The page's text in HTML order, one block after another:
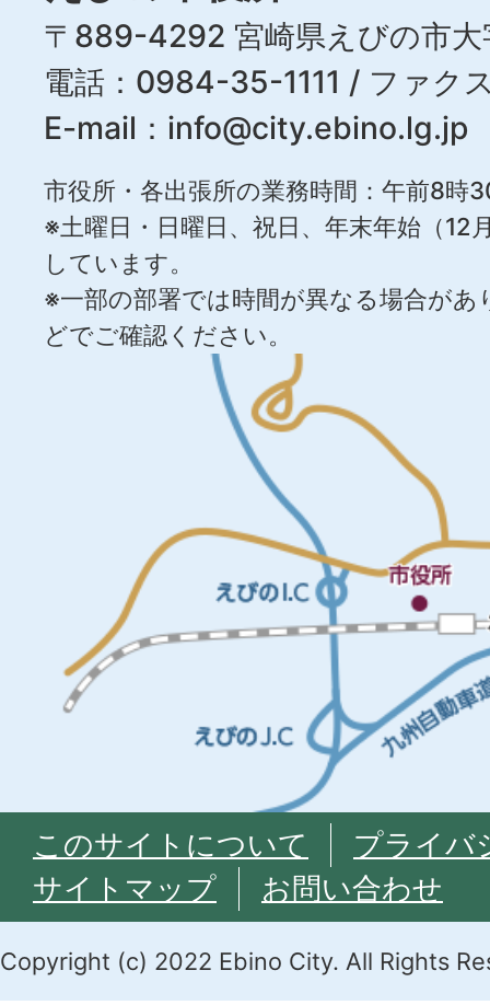
〒889-4292 宮崎県えびの市大
電話：0984-35-1111 / ファ
E-mail： info@city.ebino.lg.jp
市役所・各出張所の業務時間：午前8時
※土曜日・日曜日、祝日、年末年始（12
しています。
※一部の部署では時間が異なる場合が
どでご確認ください。
このサイトについて
プライバ
サイトマップ
お問い合わせ
Copyright (c) 2022 Ebino City. All Rights